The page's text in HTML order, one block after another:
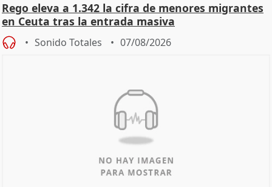
Rego eleva a 1.342 la cifra de menores migrantes
en Ceuta tras la entrada masiva
Sonido Totales 07/08/2026